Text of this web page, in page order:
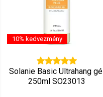
10% kedvezmény
Solanie Basic Ultrahang gél
250ml SO23013